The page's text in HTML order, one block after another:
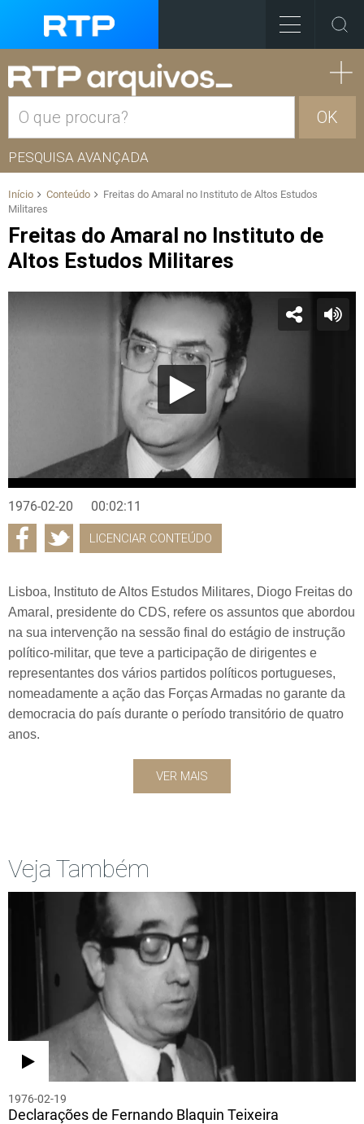
OK
PESQUISA AVANÇADA
Início Conteúdo
Freitas do Amaral no Instituto de Altos Estudos
Militares
Freitas do Amaral no Instituto de
Altos Estudos Militares
1976-02-20 00:02:11
LICENCIAR CONTEÚDO
Lisboa, Instituto de Altos Estudos Militares, Diogo Freitas do
Amaral, presidente do CDS, refere os assuntos que abordou
na sua intervenção na sessão final do estágio de instrução
político-militar, que teve a participação de dirigentes e
representantes dos vários partidos políticos portugueses,
nomeadamente a ação das Forças Armadas no garante da
democracia do país durante o período transitório de quatro
anos.
VER MAIS
Veja Também
1976-02-19
Declarações de Fernando Blaquin Teixeira